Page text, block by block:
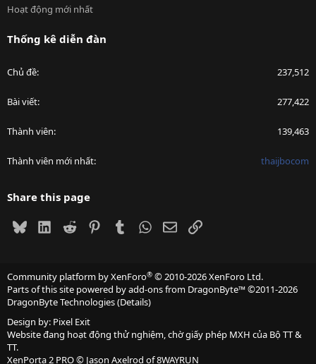
Hoạt động mới nhất
Thống kê diễn đàn
Chủ đề 237,512
Bài viết 277,422
Thành viên 139,463
Thành viên mới nhất thaijbocom
Share this page
BlueskyLinkedIn
Reddit PinterestTumblrWhatsApp
EmailLink
Community platform by XenForo® © 2010-2026 XenForo Ltd.
Parts of this site powered byadd-ons from DragonByte™©2011-2026
DragonByte Technologies(Details)
Design by: Pixel Exit
Website đang hoạt động thử nghiệm, chờ giấy phép MXH của Bộ TT &
TT.
XenPorta 2 PRO© Jason Axelrod of8WAYRUN